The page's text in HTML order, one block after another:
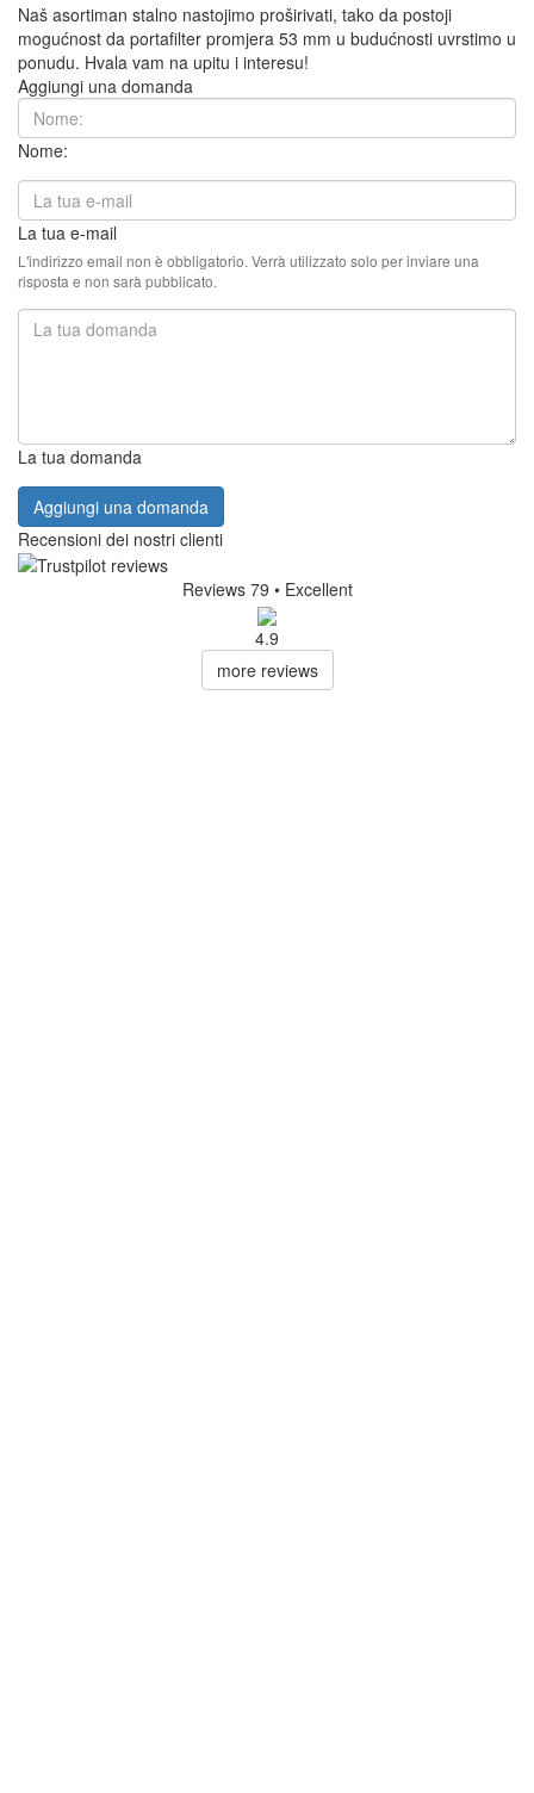
Naš asortiman stalno nastojimo proširivati, tako da postoji
mogućnost da portafilter promjera 53 mm u budućnosti uvrstimo u
ponudu. Hvala vam na upitu i interesu!
Aggiungi una domanda
Nome:
La tua e-mail
L'indirizzo email non è obbligatorio. Verrà utilizzato solo per inviare una
risposta e non sarà pubblicato.
La tua domanda
Aggiungi una domanda
Recensioni dei nostri clienti
Reviews 79 • Excellent
4.9
more reviews